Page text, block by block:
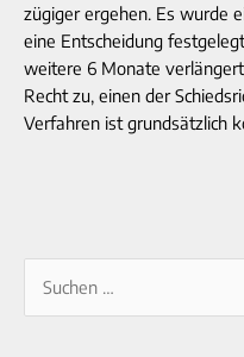
zügiger ergehen. Es wurde
eine Entscheidung
weitere 6 Monate
Recht zu, einen der
Verfahren ist grundsätzlich